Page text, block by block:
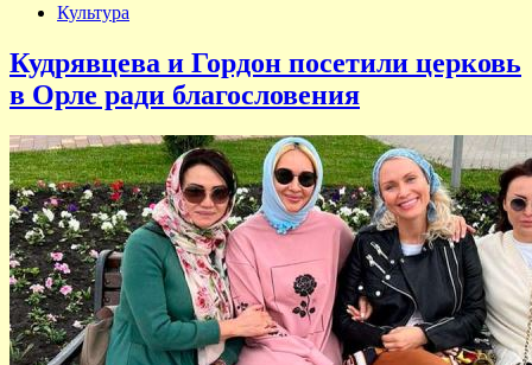
Культура
Кудрявцева и Гордон посетили церковь
в Орле ради благословения